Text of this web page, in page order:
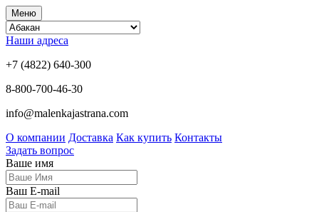
Меню
Наши адреса
+7 (4822) 640-300
8-800-700-46-30
info@malenkajastrana.com
О компании Доставка Как купить Контакты
Задать вопрос
Ваше имя
Ваш E-mail